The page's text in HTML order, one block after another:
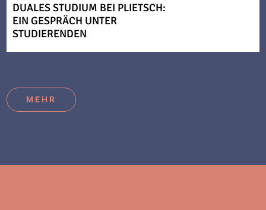
DUALES STUDIUM BEI PLIETSCH:
EIN GESPRÄCH UNTER
STUDIERENDEN
MEHR